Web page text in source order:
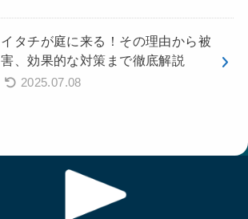
イタチが庭に来る！その理由から被
害、効果的な対策まで徹底解説
2025.07.08